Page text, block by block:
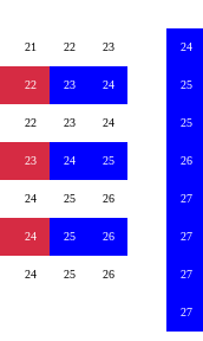
21 22 23 24
22 23 24 25
22 23 24 25
23 24 25 26
24 25 26 27
24 25 26 27
24 25 26 27
27